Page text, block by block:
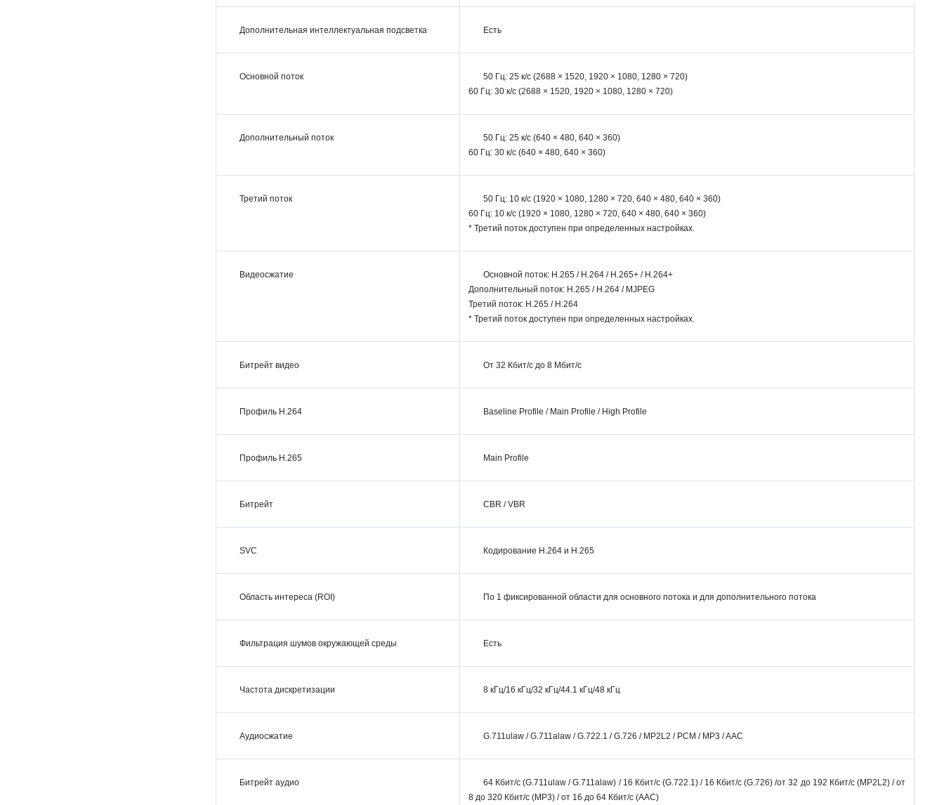
Дополнительная интеллектуальная подсветка Есть
Основной поток
50 Гц: 25 к/с (2688 × 1520, 1920 × 1080, 1280 × 720)
60 Гц: 30 к/с (2688 × 1520, 1920 × 1080, 1280 × 720)
Дополнительный поток
50 Гц: 25 к/с (640 × 480, 640 × 360)
60 Гц: 30 к/с (640 × 480, 640 × 360)
Третий поток
50 Гц: 10 к/с (1920 × 1080, 1280 × 720, 640 × 480, 640 × 360)
60 Гц: 10 к/с (1920 × 1080, 1280 × 720, 640 × 480, 640 × 360)
* Третий поток доступен при определенных настройках.
Видеосжатие
Основной поток: H.265 / H.264 / H.265+ / H.264+
Дополнительный поток: H.265 / H.264 / MJPEG
Третий поток: H.265 / H.264
* Третий поток доступен при определенных настройках.
Битрейт видео От 32 Кбит/с до 8 Мбит/с
Профиль H.264 Baseline Profile / Main Profile / High Profile
Профиль H.265 Main Profile
Битрейт CBR / VBR
SVC Кодирование H.264 и H.265
Область интереса (ROI) По 1 фиксированной области для основного потока и для дополнительного потока
Фильтрация шумов окружающей среды Есть
Частота дискретизации 8 кГц/16 кГц/32 кГц/44.1 кГц/48 кГц
Аудиосжатие G.711ulaw / G.711alaw / G.722.1 / G.726 / MP2L2 / PCM / MP3 / AAC
Битрейт аудио
64 Кбит/с (G.711ulaw / G.711alaw) / 16 Кбит/с (G.722.1) / 16 Кбит/с (G.726) /от 32 до 192 Кбит/с (MP2L2) / от
8 до 320 Кбит/с (MP3) / от 16 до 64 Кбит/с (AAC)